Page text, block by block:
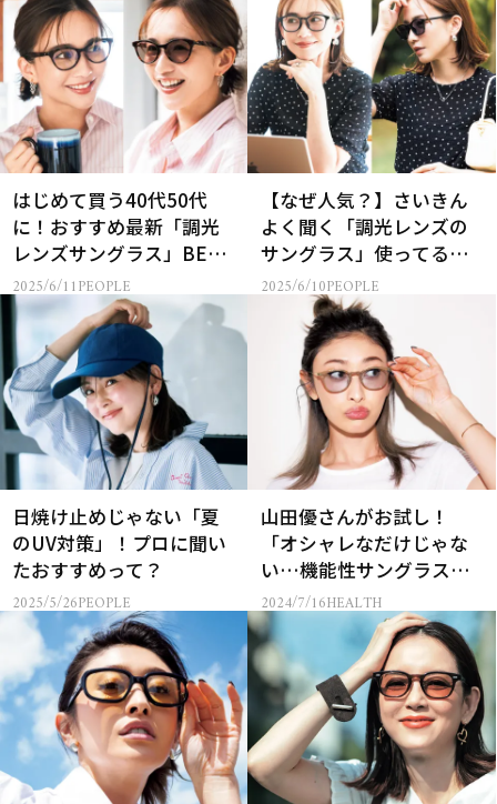
はじめて買う40代50代
に！おすすめ最新「調光
レンズサングラス」BEST
３
2025/6/11PEOPLE
【なぜ人気？】さいきん
よく聞く「調光レンズの
サングラス」使ってる人
の声は
2025/6/10PEOPLE
日焼け止めじゃない「夏
のUV対策」！プロに聞い
たおすすめって？
2025/5/26PEOPLE
山田優さんがお試し！
「オシャレなだけじゃな
い…機能性サングラス」
４選
2024/7/16HEALTH